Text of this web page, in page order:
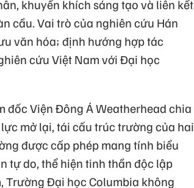
khuyến khích sáng tạo và liên kết
cầu. Vai trò của nghiên cứu Hán
văn hóa; định hướng hợp tác
cứu Việt Nam với Đại học
đốc Viện Đông Á Weatherhead chia
mở lại, tái cấu trúc trường của hai
được cấp phép mang tính biểu
tự do, thể hiện tinh thần độc lập
Trường Đại học Columbia không